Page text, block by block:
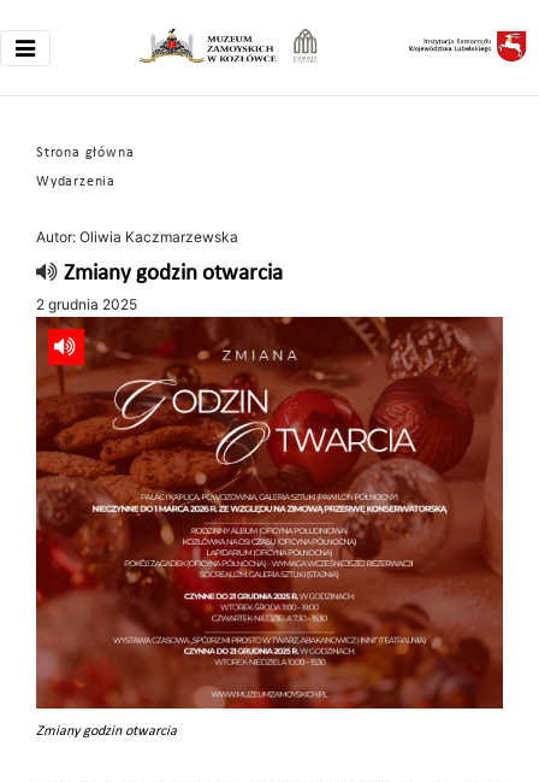
Strona główna
Wydarzenia
Autor: Oliwia Kaczmarzewska
Zmiany godzin otwarcia
2 grudnia 2025
Zmiany godzin otwarcia